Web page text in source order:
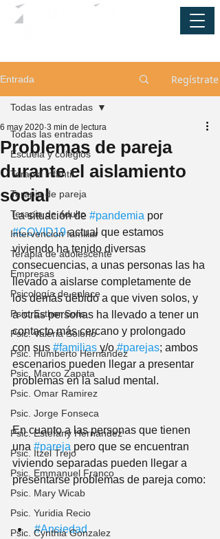
Entrada Regístrate
Todas las entradas
Escuela y colegios
Terapia infantil
Terapia de pareja
Terapia de adulto
Intervencion familiar
Terapia de adolescente
Empresas
Psicología de enlace
Psic. Esther Solis
Psic. Valeria Solorio
Psic. Humberto Hernández
Psic. Marco Zapata
Psic. Omar Ramirez
Psic. Jorge Fonseca
Psic. Estefany Hernandez
Psic. Itzel Trejo
Psic. Emmanuel Franco
Psic. Mary Wicab
Psic. Yuridia Recio
Psic. Cynthia Gonzalez
Todas las entradas
Problemas de pareja
durante el aislamiento
social
6 may 2020 3 min de lectura
La situación de #pandemia por
#COVID19 actual que estamos
viviendo ha tenido diversas
consecuencias, a unas personas las ha
llevado a aislarse completamente de
los demás debido a que viven solos, y
a otras personas ha llevado a tener un
contacto más cercano y prolongado
con sus #familias y/o #parejas; ambos
escenarios pueden llegar a presentar
problemas en la salud mental.
En cuanto a las personas que tienen
una #pareja pero que se encuentran
viviendo separadas pueden llegar a
presentarse problemas de pareja como:
#Ansiedad